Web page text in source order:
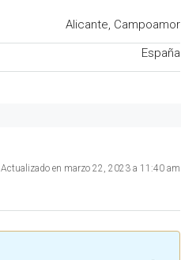
Alicante, Campoamor
España
Actualizado en marzo 22, 2023 a 11:40 am